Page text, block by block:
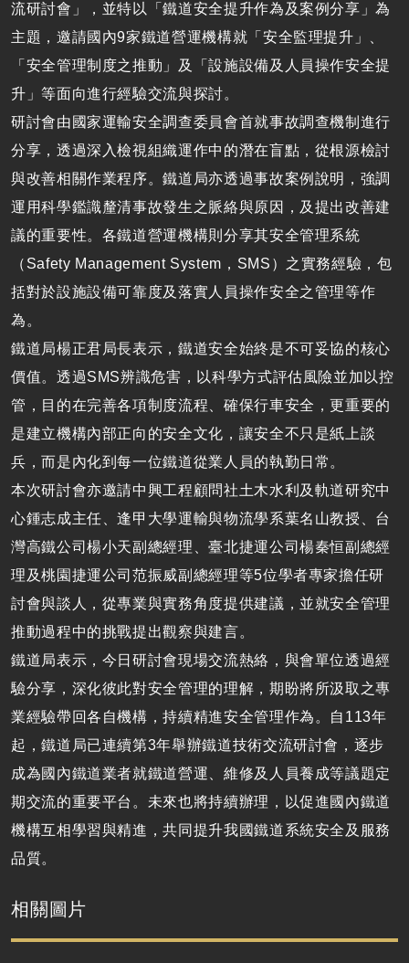
流研討會」，並特以「鐵道安全提升作為及案例分享」為
主題，邀請國內9家鐵道營運機構就「安全監理提升」、
「安全管理制度之推動」及「設施設備及人員操作安全提
升」等面向進行經驗交流與探討。
研討會由國家運輸安全調查委員會首就事故調查機制進行
分享，透過深入檢視組織運作中的潛在盲點，從根源檢討
與改善相關作業程序。鐵道局亦透過事故案例說明，強調
運用科學鑑識釐清事故發生之脈絡與原因，及提出改善建
議的重要性。各鐵道營運機構則分享其安全管理系統
（Safety Management System，SMS）之實務經驗，包
括對於設施設備可靠度及落實人員操作安全之管理等作
為。
鐵道局楊正君局長表示，鐵道安全始終是不可妥協的核心
價值。透過SMS辨識危害，以科學方式評估風險並加以控
管，目的在完善各項制度流程、確保行車安全，更重要的
是建立機構內部正向的安全文化，讓安全不只是紙上談
兵，而是內化到每一位鐵道從業人員的執勤日常。
本次研討會亦邀請中興工程顧問社土木水利及軌道研究中
心鍾志成主任、逢甲大學運輸與物流學系葉名山教授、台
灣高鐵公司楊小天副總經理、臺北捷運公司楊秦恒副總經
理及桃園捷運公司范振威副總經理等5位學者專家擔任研
討會與談人，從專業與實務角度提供建議，並就安全管理
推動過程中的挑戰提出觀察與建言。
鐵道局表示，今日研討會現場交流熱絡，與會單位透過經
驗分享，深化彼此對安全管理的理解，期盼將所汲取之專
業經驗帶回各自機構，持續精進安全管理作為。自113年
起，鐵道局已連續第3年舉辦鐵道技術交流研討會，逐步
成為國內鐵道業者就鐵道營運、維修及人員養成等議題定
期交流的重要平台。未來也將持續辦理，以促進國內鐵道
機構互相學習與精進，共同提升我國鐵道系統安全及服務
品質。
相關圖片